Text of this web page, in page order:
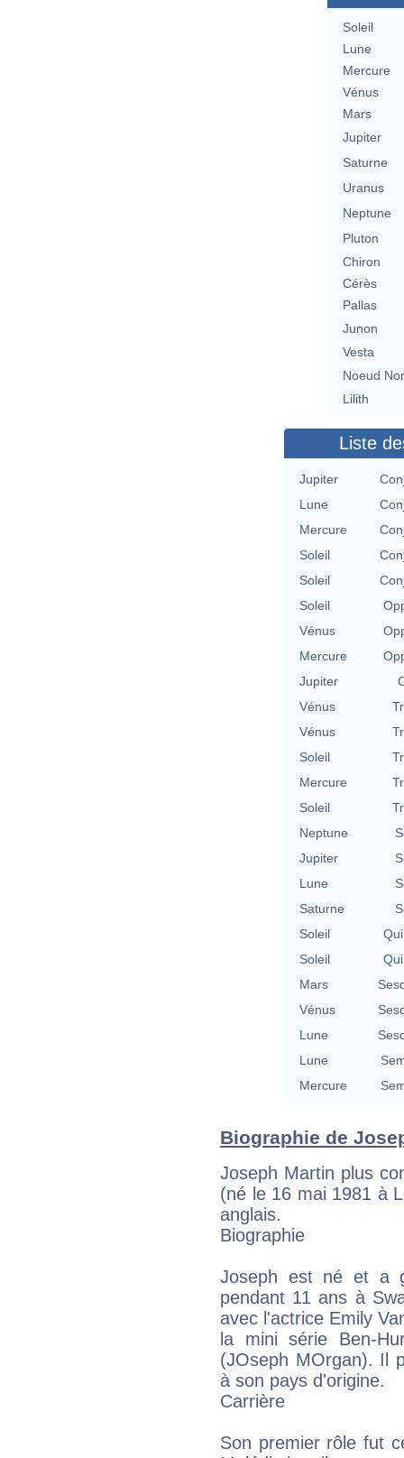
Soleil
Lune
Mercure
Vénus
Mars
Jupiter
Saturne
Uranus
Neptune
Pluton
Chiron
Cérès
Pallas
Junon
Vesta
Noeud
Lilith
Liste
Jupiter
Lune
Mercure
Soleil
Soleil
Soleil
Vénus
Mercure
Jupiter
Vénus
Vénus
Soleil
Mercure
Soleil
Neptune
Jupiter
Lune
Saturne
Soleil
Soleil
Mars
Vénus
Lune
Lune
Mercure
Biographie de
Joseph Martin plus
(né le 16 mai 1981 à
anglais.
Biographie
Joseph est né et a
pendant 11 ans à
avec l'actrice Emily
la mini série Ben-
(JOseph MOrgan). Il
à son pays d'origine.
Carrière
Son premier rôle fut